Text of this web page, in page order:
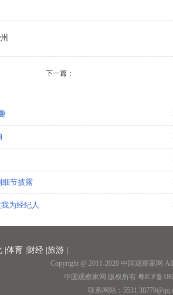
下一篇：
细节披露
为经纪人
改步伐
|体育 |财经 |旅游 |
Copyright @ 2011-2020 中国观察家网
中国观察家网 版权所有 粤ICP备
联系网站：5531